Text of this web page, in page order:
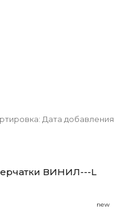
Дата добавления
ВИНИЛ---L
new